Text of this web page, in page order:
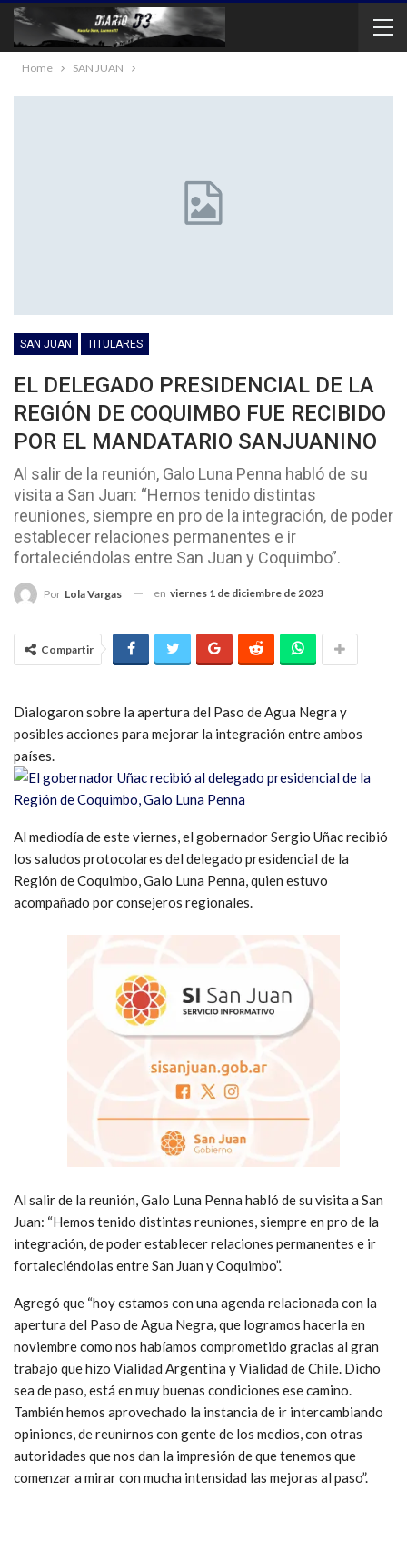
Home SAN JUAN
SAN JUAN TITULARES
EL DELEGADO PRESIDENCIAL DE LA
REGIÓN DE COQUIMBO FUE RECIBIDO
POR EL MANDATARIO SANJUANINO
Al salir de la reunión, Galo Luna Penna habló de su
visita a San Juan: “Hemos tenido distintas
reuniones, siempre en pro de la integración, de poder
establecer relaciones permanentes e ir
fortaleciéndolas entre San Juan y Coquimbo”.
Por Lola Vargas en viernes 1 de diciembre de 2023
Compartir
Dialogaron sobre la apertura del Paso de Agua Negra y
posibles acciones para mejorar la integración entre ambos
países.
Al mediodía de este viernes, el gobernador Sergio Uñac recibió
los saludos protocolares del delegado presidencial de la
Región de Coquimbo, Galo Luna Penna, quien estuvo
acompañado por consejeros regionales.
Al salir de la reunión, Galo Luna Penna habló de su visita a San
Juan: “Hemos tenido distintas reuniones, siempre en pro de la
integración, de poder establecer relaciones permanentes e ir
fortaleciéndolas entre San Juan y Coquimbo”.
Agregó que “hoy estamos con una agenda relacionada con la
apertura del Paso de Agua Negra, que logramos hacerla en
noviembre como nos habíamos comprometido gracias al gran
trabajo que hizo Vialidad Argentina y Vialidad de Chile. Dicho
sea de paso, está en muy buenas condiciones ese camino.
También hemos aprovechado la instancia de ir intercambiando
opiniones, de reunirnos con gente de los medios, con otras
autoridades que nos dan la impresión de que tenemos que
comenzar a mirar con mucha intensidad las mejoras al paso”.